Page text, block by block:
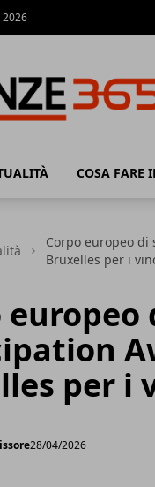
2026
COSA FARE
Corpo europeo di
Bruxelles per i
per i
28/04/2026